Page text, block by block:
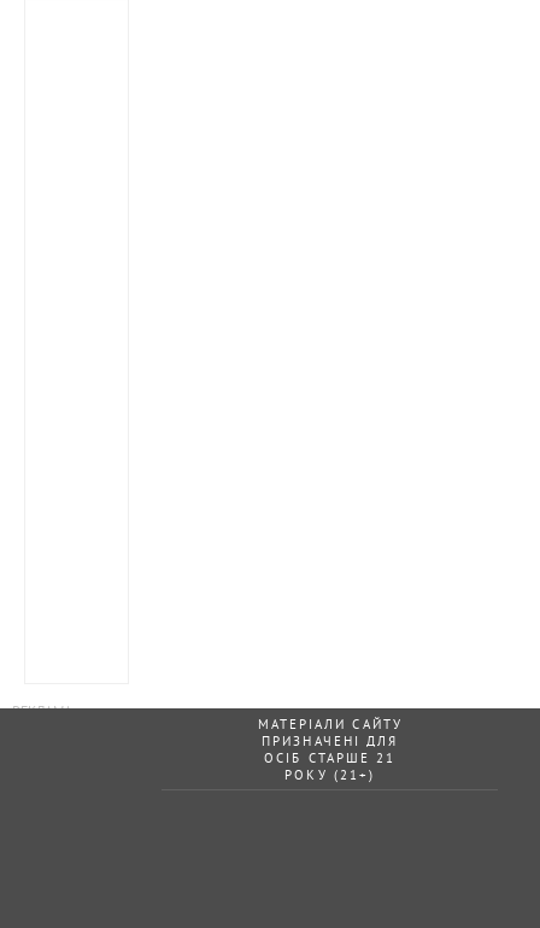
МАТЕРІАЛИ САЙТУ
ПРИЗНАЧЕНІ ДЛЯ
ОСІБ СТАРШЕ 21
РОКУ (21+)